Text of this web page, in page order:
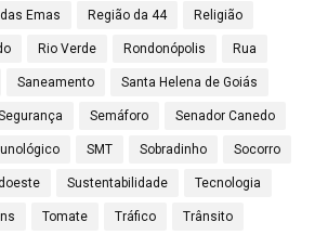
Emas Região da 44 Religião
Rio Verde Rondonópolis Rua
Saneamento Santa Helena de Goiás
Semáforo Senador Canedo
SMT Sobradinho Socorro
Sustentabilidade Tecnologia
Tomate Tráfico Trânsito